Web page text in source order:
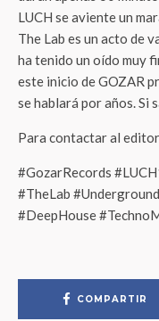
LUCH se aviente un
The Lab es un acto de
ha tenido un oído muy
este inicio de GOZAR
se hablará por años. Si
Para contactar al
#GozarRecords
#TheLab
#DeepHouse
COMPARTIR